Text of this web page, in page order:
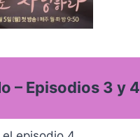
– Episodios 3 y 4